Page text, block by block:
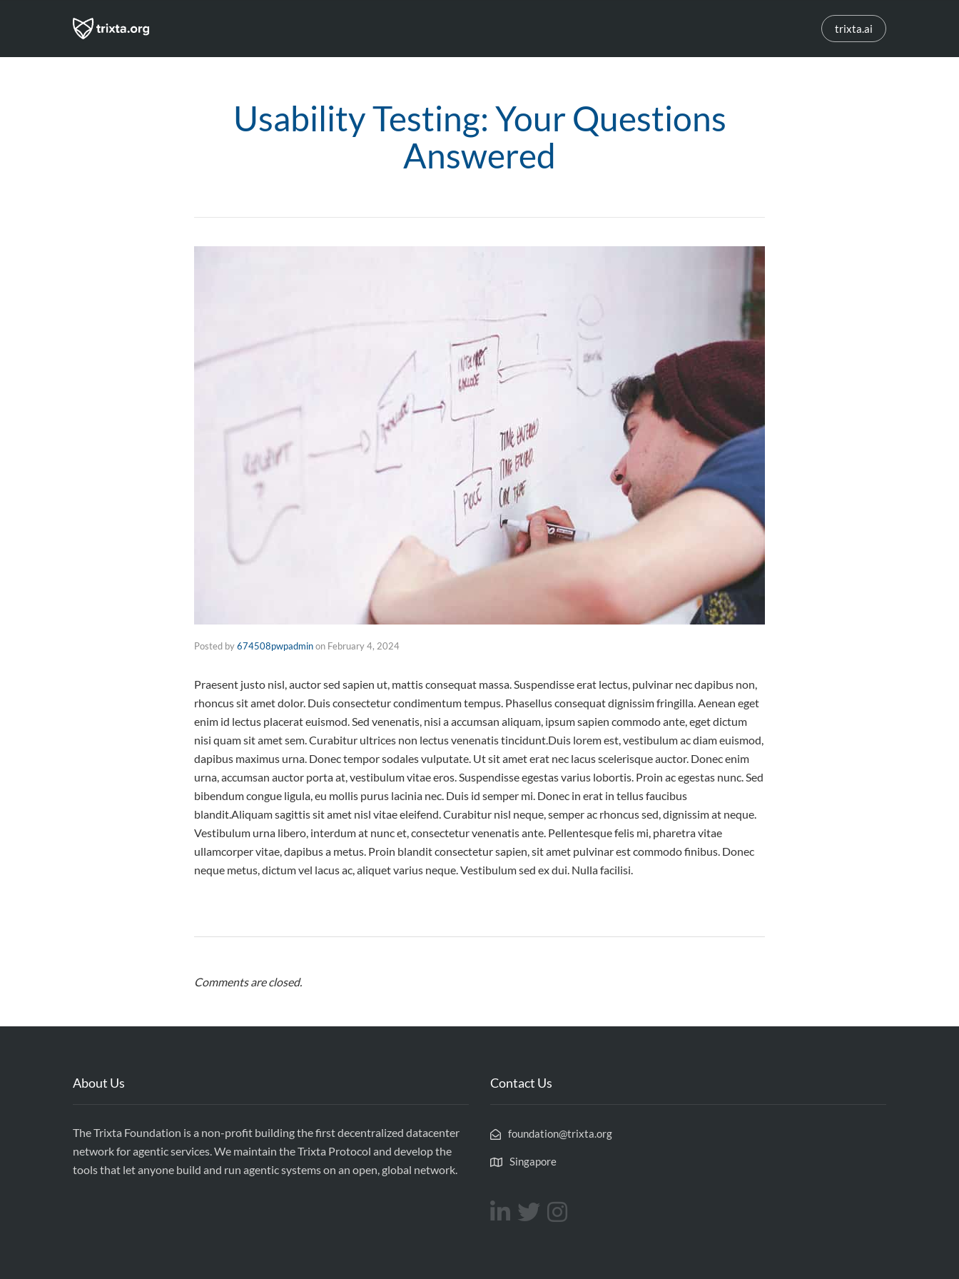
trixta.ai
Usability Testing: Your Questions
Answered
Posted by674508pwpadminon February 4, 2024
Praesent justo nisl, auctor sed sapien ut, mattis consequat massa. Suspendisse erat lectus, pulvinar nec dapibus non,
rhoncus sit amet dolor. Duis consectetur condimentum tempus. Phasellus consequat dignissim fringilla. Aenean eget
enim id lectus placerat euismod. Sed venenatis, nisi a accumsan aliquam, ipsum sapien commodo ante, eget dictum
nisi quam sit amet sem. Curabitur ultrices non lectus venenatis tincidunt.Duis lorem est, vestibulum ac diam euismod,
dapibus maximus urna. Donec tempor sodales vulputate. Ut sit amet erat nec lacus scelerisque auctor. Donec enim
urna, accumsan auctor porta at, vestibulum vitae eros. Suspendisse egestas varius lobortis. Proin ac egestas nunc. Sed
bibendum congue ligula, eu mollis purus lacinia nec. Duis id semper mi. Donec in erat in tellus faucibus
blandit.Aliquam sagittis sit amet nisl vitae eleifend. Curabitur nisl neque, semper ac rhoncus sed, dignissim at neque.
Vestibulum urna libero, interdum at nunc et, consectetur venenatis ante. Pellentesque felis mi, pharetra vitae
ullamcorper vitae, dapibus a metus. Proin blandit consectetur sapien, sit amet pulvinar est commodo finibus. Donec
neque metus, dictum vel lacus ac, aliquet varius neque. Vestibulum sed ex dui. Nulla facilisi.
Comments are closed.
About Us
The Trixta Foundation is a non-profit building the first decentralized datacenter
network for agentic services. We maintain the Trixta Protocol and develop the
tools that let anyone build and run agentic systems on an open, global network.
Contact Us
foundation@trixta.org
Singapore